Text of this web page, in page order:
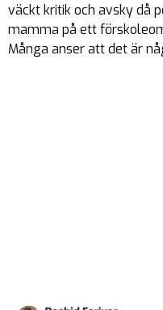
väckt kritik och avsky då
mamma på ett
Många anser att det är